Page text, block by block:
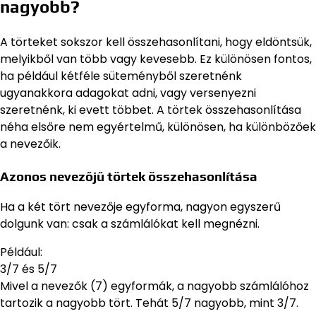
nagyobb?
A törteket sokszor kell összehasonlítani, hogy eldöntsük,
melyikből van több vagy kevesebb. Ez különösen fontos,
ha például kétféle süteményből szeretnénk
ugyanakkora adagokat adni, vagy versenyezni
szeretnénk, ki evett többet. A törtek összehasonlítása
néha elsőre nem egyértelmű, különösen, ha különbözőek
a nevezőik.
Azonos nevezőjű törtek összehasonlítása
Ha a két tört nevezője egyforma, nagyon egyszerű
dolgunk van: csak a számlálókat kell megnézni.
Például:
3/7 és 5/7
Mivel a nevezők (7) egyformák, a nagyobb számlálóhoz
tartozik a nagyobb tört. Tehát 5/7 nagyobb, mint 3/7.